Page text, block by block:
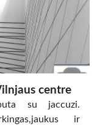
centre
su jaccuzi.
ir